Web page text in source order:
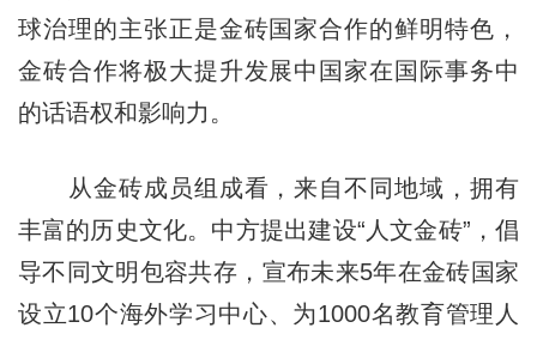
球治理的主张正是金砖国家合作的鲜明特色，
金砖合作将极大提升发展中国家在国际事务中
的话语权和影响力。
从金砖成员组成看，来自不同地域，拥有
丰富的历史文化。中方提出建设“人文金砖”，倡
导不同文明包容共存，宣布未来5年在金砖国家
设立10个海外学习中心、为1000名教育管理人